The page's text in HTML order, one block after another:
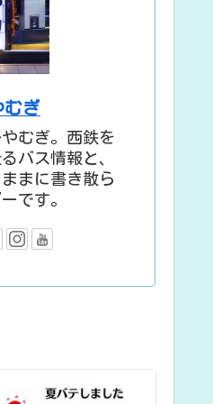
むぎ
むぎ。西鉄を
バス情報と、
まに書き散ら
です。